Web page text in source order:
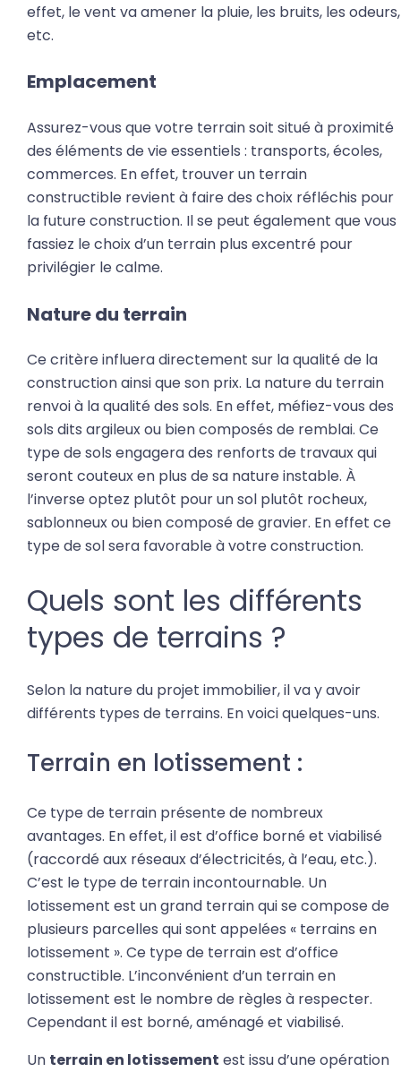
effet, le vent va amener la pluie, les bruits, les odeurs,
etc.
Emplacement
Assurez-vous que votre terrain soit situé à proximité
des éléments de vie essentiels : transports, écoles,
commerces. En effet, trouver un terrain
constructible revient à faire des choix réfléchis pour
la future construction. Il se peut également que vous
fassiez le choix d’un terrain plus excentré pour
privilégier le calme.
Nature du terrain
Ce critère influera directement sur la qualité de la
construction ainsi que son prix. La nature du terrain
renvoi à la qualité des sols. En effet, méfiez-vous des
sols dits argileux ou bien composés de remblai. Ce
type de sols engagera des renforts de travaux qui
seront couteux en plus de sa nature instable. À
l’inverse optez plutôt pour un sol plutôt rocheux,
sablonneux ou bien composé de gravier. En effet ce
type de sol sera favorable à votre construction.
Quels sont les différents
types de terrains ?
Selon la nature du projet immobilier, il va y avoir
différents types de terrains. En voici quelques-uns.
Terrain en lotissement :
Ce type de terrain présente de nombreux
avantages. En effet, il est d’office borné et viabilisé
(raccordé aux réseaux d’électricités, à l’eau, etc.).
C’est le type de terrain incontournable. Un
lotissement est un grand terrain qui se compose de
plusieurs parcelles qui sont appelées « terrains en
lotissement ». Ce type de terrain est d’office
constructible. L’inconvénient d’un terrain en
lotissement est le nombre de règles à respecter.
Cependant il est borné, aménagé et viabilisé.
Un terrain en lotissement est issu d’une opération